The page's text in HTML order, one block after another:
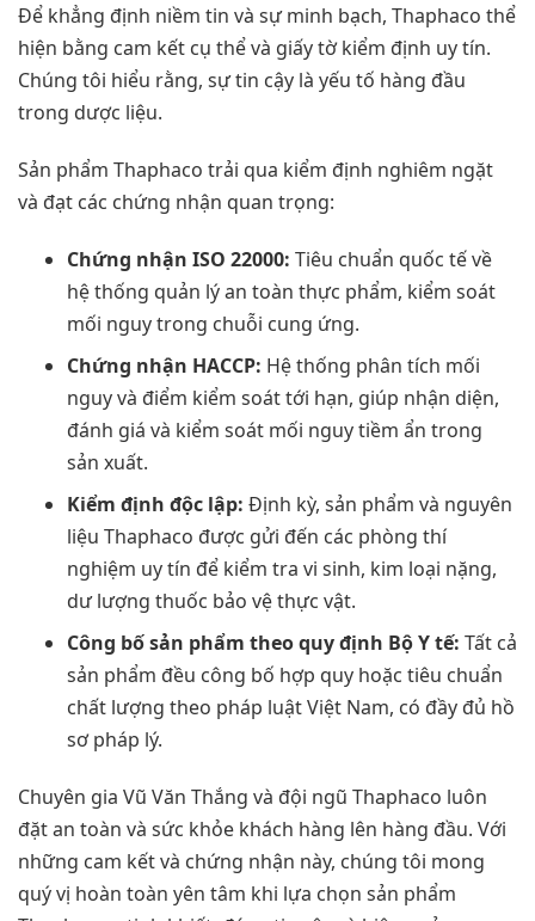
Để khẳng định niềm tin và sự minh bạch, Thaphaco thể
hiện bằng cam kết cụ thể và giấy tờ kiểm định uy tín.
Chúng tôi hiểu rằng, sự tin cậy là yếu tố hàng đầu
trong dược liệu.
Sản phẩm Thaphaco trải qua kiểm định nghiêm ngặt
và đạt các chứng nhận quan trọng:
Chứng nhận ISO 22000: Tiêu chuẩn quốc tế về
hệ thống quản lý an toàn thực phẩm, kiểm soát
mối nguy trong chuỗi cung ứng.
Chứng nhận HACCP: Hệ thống phân tích mối
nguy và điểm kiểm soát tới hạn, giúp nhận diện,
đánh giá và kiểm soát mối nguy tiềm ẩn trong
sản xuất.
Kiểm định độc lập: Định kỳ, sản phẩm và nguyên
liệu Thaphaco được gửi đến các phòng thí
nghiệm uy tín để kiểm tra vi sinh, kim loại nặng,
dư lượng thuốc bảo vệ thực vật.
Công bố sản phẩm theo quy định Bộ Y tế: Tất cả
sản phẩm đều công bố hợp quy hoặc tiêu chuẩn
chất lượng theo pháp luật Việt Nam, có đầy đủ hồ
sơ pháp lý.
Chuyên gia Vũ Văn Thắng và đội ngũ Thaphaco luôn
đặt an toàn và sức khỏe khách hàng lên hàng đầu. Với
những cam kết và chứng nhận này, chúng tôi mong
quý vị hoàn toàn yên tâm khi lựa chọn sản phẩm